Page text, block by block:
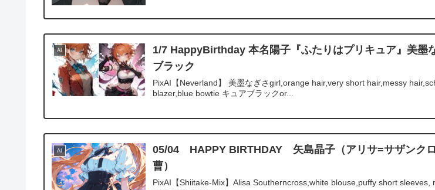
AI
1/7 HappyBirthday 本名陽子『ふたりはプリキュア』美墨
ブラック
PixAI【Neverland】 美墨なぎさgirl,orange hair,very short hair,messy
blazer,blue bowtie キュアブラックor...
AI
05/04 HAPPY BIRTHDAY 矢島晶子（アリサ=サザンク
曹）
PixAI【Shiitake-Mix】Alisa Southerncross,white blouse,puffy short sleeves,